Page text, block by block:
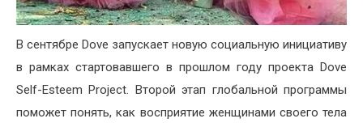
В сентябре Dove запускает новую социальную инициативу
в рамках стартовавшего в прошлом году проекта Dove
Self-Esteem Project. Второй этап глобальной программы
поможет понять, как восприятие женщинами своего тела